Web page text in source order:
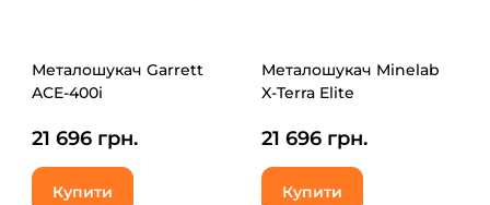
Металошукач Garrett
ACE-400i
21 696 грн.
Купити
Металошукач Minelab
X-Terra Elite
21 696 грн.
Купити